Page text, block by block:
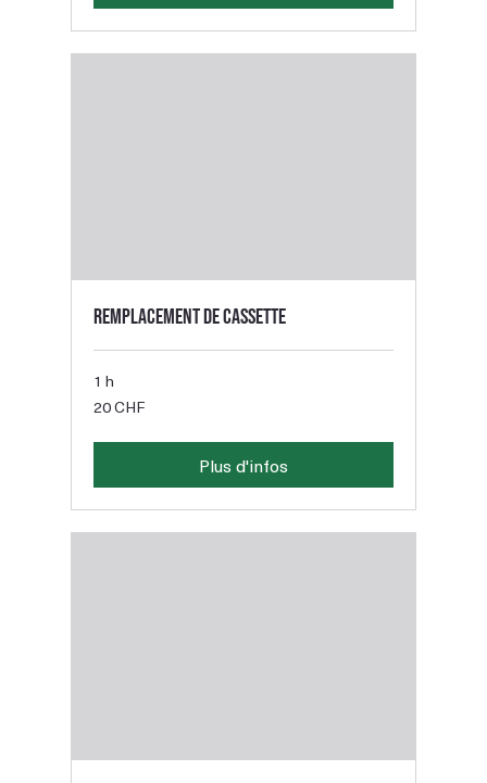
Remplacement de cassette
1 h
20
francs
20 CHF
Plus d'infos